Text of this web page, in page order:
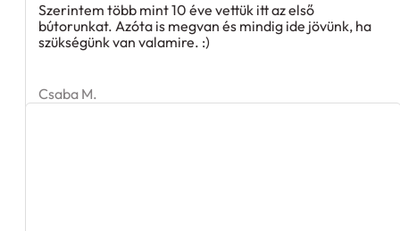
Szerintem több mint 10 éve vettük itt az első
bútorunkat. Azóta is megvan és mindig ide jövünk, ha
szükségünk van valamire. :)
Csaba M.